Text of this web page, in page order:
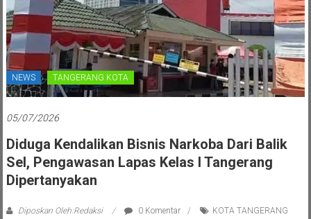
NEWS TANGERANG KOTA
05/07/2026
Diduga Kendalikan Bisnis Narkoba Dari Balik
Sel, Pengawasan Lapas Kelas I Tangerang
Dipertanyakan
Diposkan Oleh:Redaksi 0 Komentar KOTA TANGERANG